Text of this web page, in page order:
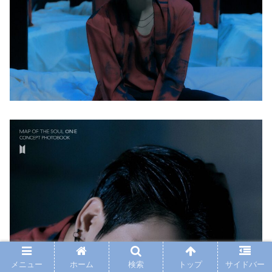
メニュー ホーム 検索 トップ サイドバー